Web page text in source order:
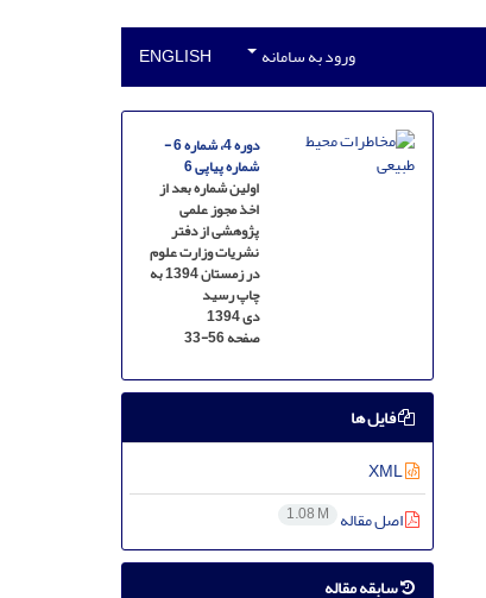
ورود به سامانه ENGLISH
دوره 4، شماره 6 -
شماره پیاپی 6
اولین شماره بعد از
اخذ مجوز علمی
پژوهشی از دفتر
نشریات وزارت علوم
در زمستان 1394 به
چاپ رسید
دی 1394
صفحه33-56
فایل ها
XML
اصل مقاله 1.08 M
سابقه مقاله